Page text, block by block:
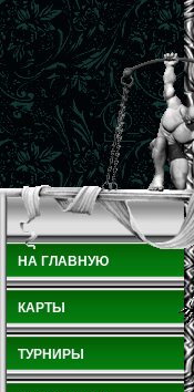
НА ГЛАВНУЮ
КАРТЫ
ТУРНИРЫ